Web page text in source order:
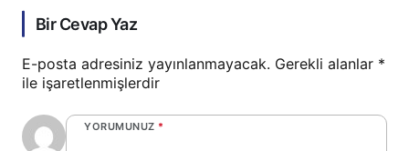
Bir Cevap Yaz
E-posta adresiniz yayınlanmayacak. Gerekli alanlar *
ile işaretlenmişlerdir
YORUMUNUZ *